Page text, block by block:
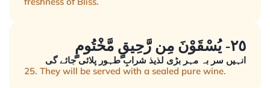
٢٥- يُسْقَوْنَ مِن رَّحِيقٍ مَّخْتُومٍ
انہیں سر بہ مہر بڑی لذیذ شرابِ طہور پلائی جائے گی
25. They will be served with a sealed pure wine.